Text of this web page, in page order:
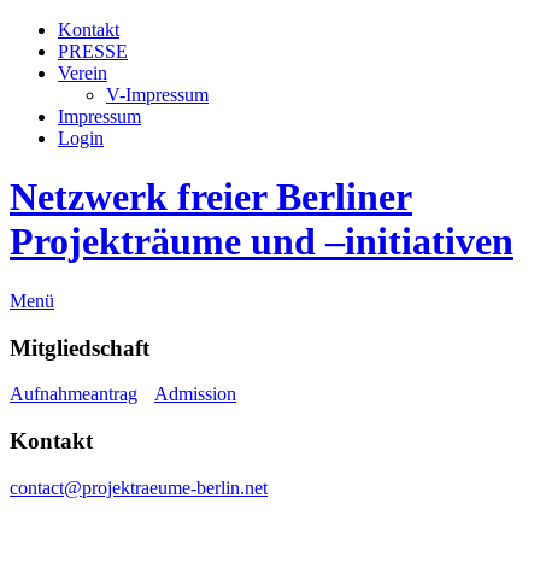
Kontakt
PRESSE
Verein
V-Impressum
Impressum
Login
Netzwerk freier Berliner
Projekträume und –initiativen
Menü
Mitgliedschaft
Aufnahmeantrag Admission
Kontakt
contact@projektraeume-berlin.net